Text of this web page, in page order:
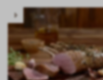
Play
video